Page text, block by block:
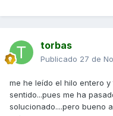
torbas
Publicado 27 de
me he leído el hilo entero
sentido...pues me ha
solucionado....pero bueno